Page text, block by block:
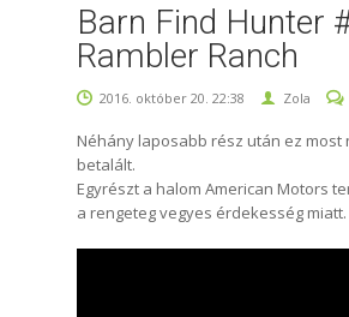
Barn Find Hunter
Rambler Ranch
2016. október 20. 22:38 Zola
Néhány laposabb rész után ez most
betalált.
Egyrészt a halom American Motors
a rengeteg vegyes érdekesség miatt.